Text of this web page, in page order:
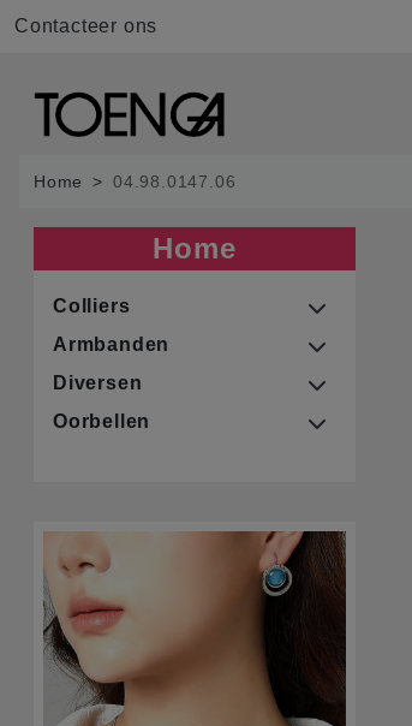
Contacteer ons
Home 04.98.0147.06
Home
Colliers
Armbanden
Diversen
Oorbellen